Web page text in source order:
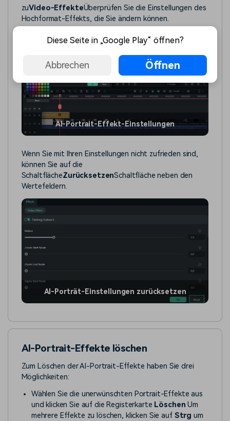
zuVideo-EffekteÜberprüfen Sie die Einstellungen des
Hochformat-Effekts, die Sie ändern können.
AI-Portrait-Effekt-Einstellungen
Wenn Sie mit Ihren Einstellungen nicht zufrieden sind,
können Sie auf die
SchaltflächeZurücksetzenSchaltfläche neben den
Wertefeldern.
AI-Porträt-Einstellungen zurücksetzen
AI-Portrait-Effekte löschen
Zum Löschen der AI-Portrait-Effekte haben Sie drei
Möglichkeiten:
Wählen Sie die unerwünschten Portrait-Effekte aus
und klicken Sie auf die Registerkarte Löschen Um
mehrere Effekte zu löschen, klicken Sie auf Strg um
Diese Seite in „Google Play“ öffnen?
Abbrechen Öffnen